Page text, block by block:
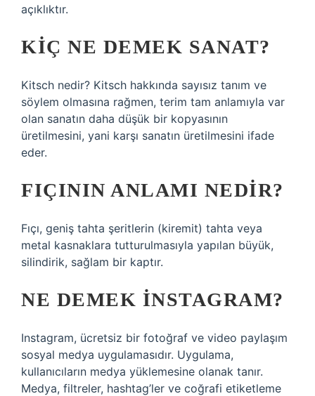
açıklıktır.
KIÇ NE DEMEK SANAT?
Kitsch nedir? Kitsch hakkında sayısız tanım ve
söylem olmasına rağmen, terim tam anlamıyla var
olan sanatın daha düşük bir kopyasının
üretilmesini, yani karşı sanatın üretilmesini ifade
eder.
FIÇININ ANLAMI NEDIR?
Fıçı, geniş tahta şeritlerin (kiremit) tahta veya
metal kasnaklara tutturulmasıyla yapılan büyük,
silindirik, sağlam bir kaptır.
NE DEMEK INSTAGRAM?
Instagram, ücretsiz bir fotoğraf ve video paylaşım
sosyal medya uygulamasıdır. Uygulama,
kullanıcıların medya yüklemesine olanak tanır.
Medya, filtreler, hashtag’ler ve coğrafi etiketleme